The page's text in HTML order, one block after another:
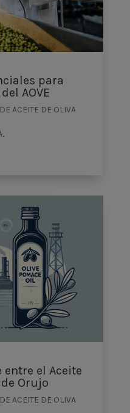
para
AOVE
ACEITE DE OLIVA
entre el Aceite
Orujo
ACEITE DE OLIVA